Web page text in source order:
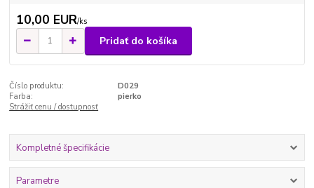
10,00 EUR/ks
Pridať do košíka
Číslo produktu:
D029
Farba:
pierko
Strážiť cenu / dostupnosť
Kompletné špecifikácie
Parametre